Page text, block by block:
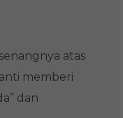
atas
memberi
dan